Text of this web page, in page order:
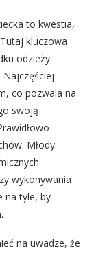
to kwestia,
kluczowa
odzieży
co pozwala na
swoją
Młody
wykonywania
na tyle, by
na uwadze, że